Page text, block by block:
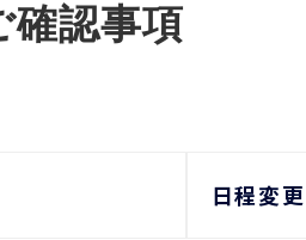
確認事項
日程変